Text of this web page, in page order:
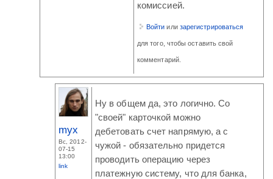
комиссией.
Войти или зарегистрироваться
для того, чтобы оставить свой
комментарий.
myx
Вс, 2012-
07-15
13:00
link
Ну в общем да, это логично. Со
"своей" карточкой можно
дебетовать счет напрямую, а с
чужой - обязательно придется
проводить операцию через
платежную систему, что для банка,